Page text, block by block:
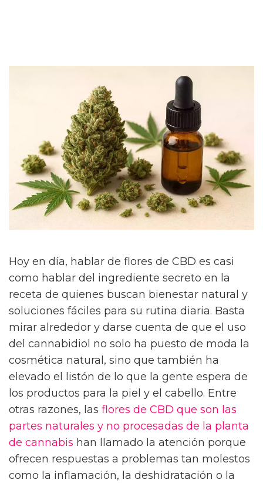
Hoy en día, hablar de flores de CBD es casi
como hablar del ingrediente secreto en la
receta de quienes buscan bienestar natural y
soluciones fáciles para su rutina diaria. Basta
mirar alrededor y darse cuenta de que el uso
del cannabidiol no solo ha puesto de moda la
cosmética natural, sino que también ha
elevado el listón de lo que la gente espera de
los productos para la piel y el cabello. Entre
otras razones, las flores de CBD que son las
partes naturales y no procesadas de la planta
de cannabis han llamado la atención porque
ofrecen respuestas a problemas tan molestos
como la inflamación, la deshidratación o la